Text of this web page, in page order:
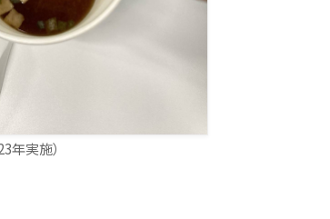
年実施）